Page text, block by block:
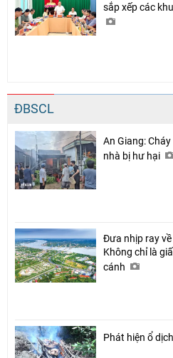
sắp xếp các
ĐBSCL
An Giang:
nhà bị hư hại
Đưa nhịp ray
Không chỉ là
cánh
Phát hiện ổ